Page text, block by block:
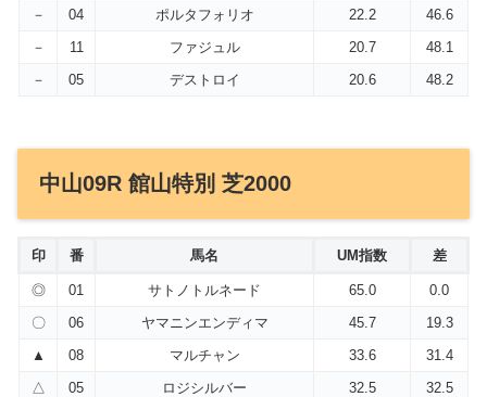
－
04 ポルタフォリオ 22.2
46.6
－
11 ファジュル 20.7
48.1
－
05 デストロイ 20.6 48.2
中山09R 館山特別 芝2000
印 番 馬名 UM指数 差
◎ 01 サトノトルネード 65.0
0.0
〇
06 ヤマニンエンディマ 45.7
19.3
▲
08 マルチャン 33.6
31.4
△
05 ロジシルバー 32.5
32.5